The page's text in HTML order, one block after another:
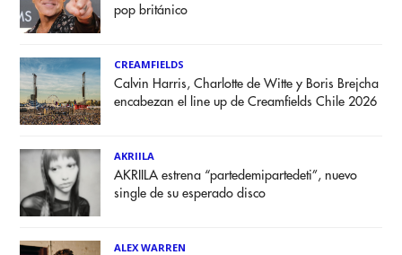
pop británico
CREAMFIELDS
Calvin Harris, Charlotte de Witte y Boris Brejcha
encabezan el line up de Creamfields Chile 2026
AKRIILA
AKRIILA estrena “partedemipartedeti”, nuevo
single de su esperado disco
ALEX WARREN